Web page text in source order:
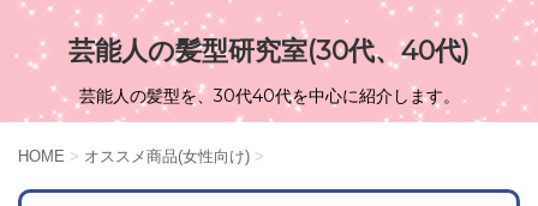
芸能人の髪型研究室(30代、40代)
芸能人の髪型を、30代40代を中心に紹介します。
HOME > オススメ商品(女性向け) >